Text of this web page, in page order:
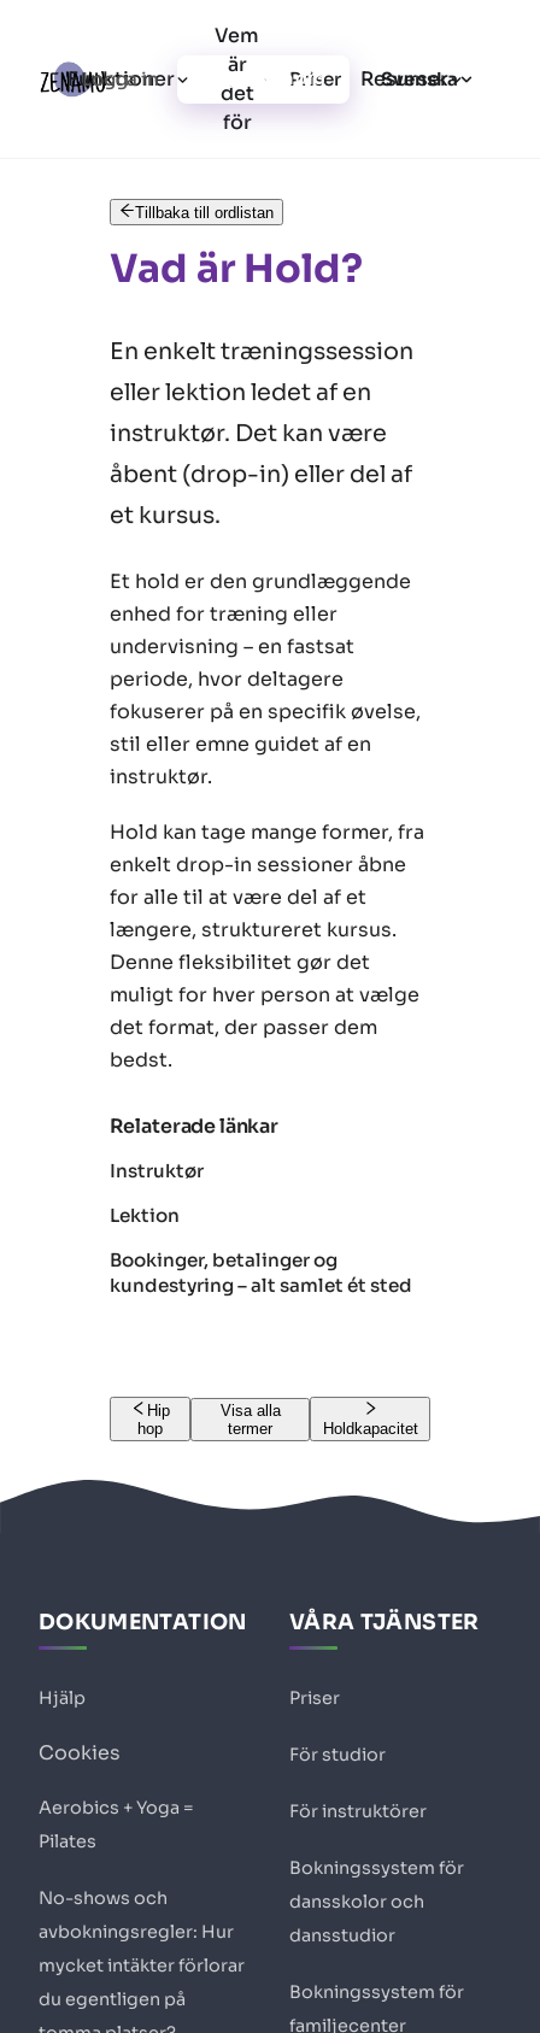
Funktioner
Vem
är
det
för
Priser Resurser
Logga in Registrera dig Svenska
Tillbaka till ordlistan
Vad är Hold?
En enkelt træningssession
eller lektion ledet af en
instruktør. Det kan være
åbent (drop-in) eller del af
et kursus.
Et hold er den grundlæggende
enhed for træning eller
undervisning – en fastsat
periode, hvor deltagere
fokuserer på en specifik øvelse,
stil eller emne guidet af en
instruktør.
Hold kan tage mange former, fra
enkelt drop-in sessioner åbne
for alle til at være del af et
længere, struktureret kursus.
Denne fleksibilitet gør det
muligt for hver person at vælge
det format, der passer dem
bedst.
Relaterade länkar
Instruktør
Lektion
Bookinger, betalinger og
kundestyring – alt samlet ét sted
Hip
hop
Visa alla
termer
Holdkapacitet
DOKUMENTATION
Hjälp
Cookies
Aerobics + Yoga =
Pilates
No-shows och
avbokningsregler: Hur
mycket intäkter förlorar
du egentligen på
VÅRA TJÄNSTER
Priser
För studior
För instruktörer
Bokningssystem för
dansskolor och
dansstudior
Bokningssystem för
familjecenter